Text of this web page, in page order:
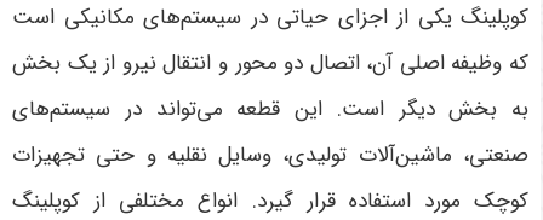
کوپلینگ یکی از اجزای حیاتی در سیستم‌های مکانیکی است
که وظیفه اصلی آن، اتصال دو محور و انتقال نیرو از یک بخش
به بخش دیگر است. این قطعه می‌تواند در سیستم‌های
صنعتی، ماشین‌آلات تولیدی، وسایل نقلیه و حتی تجهیزات
کوچک مورد استفاده قرار گیرد. انواع مختلفی از کوپلینگ